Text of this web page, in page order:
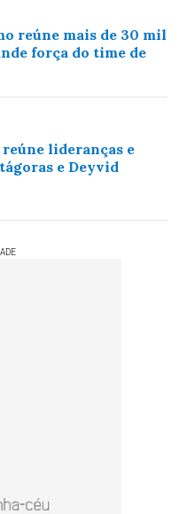
reúne mais de 30 mil
força do time de
lideranças e
e Deyvid